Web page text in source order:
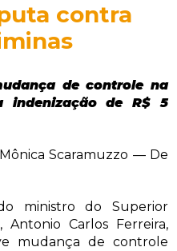
contra
de controle na
indenização de R$ 5
Scaramuzzo — De
ministro do Superior
Carlos Ferreira,
mudança de controle